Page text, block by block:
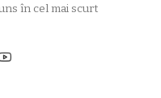
în cel mai scurt